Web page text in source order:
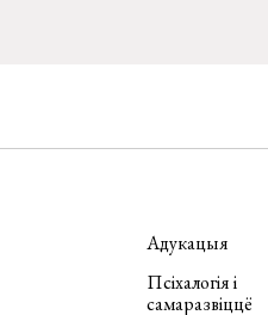
Адукацыя
Псіхалогія і
самаразвіццё